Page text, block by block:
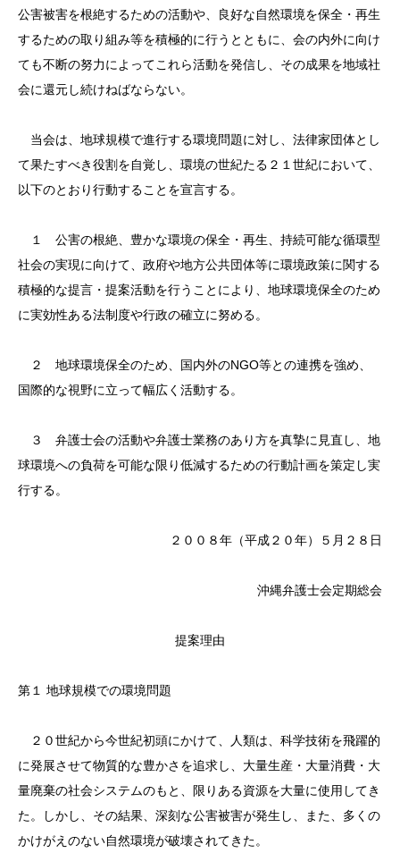
公害被害を根絶するための活動や、良好な自然環境を保全・再生
するための取り組み等を積極的に行うとともに、会の内外に向け
ても不断の努力によってこれら活動を発信し、その成果を地域社
会に還元し続けねばならない。
当会は、地球規模で進行する環境問題に対し、法律家団体とし
て果たすべき役割を自覚し、環境の世紀たる２１世紀において、
以下のとおり行動することを宣言する。
１ 公害の根絶、豊かな環境の保全・再生、持続可能な循環型
社会の実現に向けて、政府や地方公共団体等に環境政策に関する
積極的な提言・提案活動を行うことにより、地球環境保全のため
に実効性ある法制度や行政の確立に努める。
２ 地球環境保全のため、国内外のNGO等との連携を強め、
国際的な視野に立って幅広く活動する。
３ 弁護士会の活動や弁護士業務のあり方を真摯に見直し、地
球環境への負荷を可能な限り低減するための行動計画を策定し実
行する。
２００８年（平成２０年）５月２８日
沖縄弁護士会定期総会
提案理由
第１ 地球規模での環境問題
２０世紀から今世紀初頭にかけて、人類は、科学技術を飛躍的
に発展させて物質的な豊かさを追求し、大量生産・大量消費・大
量廃棄の社会システムのもと、限りある資源を大量に使用してき
た。しかし、その結果、深刻な公害被害が発生し、また、多くの
かけがえのない自然環境が破壊されてきた。